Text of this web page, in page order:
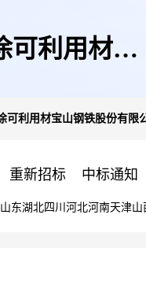
可利用材宝
可利用材宝山钢铁股份有限
重新招标 中标通知
山东湖北四川 河北河南天津山